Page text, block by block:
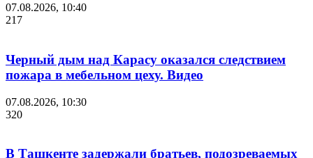
07.08.2026, 10:40
217
Черный дым над Карасу оказался следствием
пожара в мебельном цеху. Видео
07.08.2026, 10:30
320
В Ташкенте задержали братьев, подозреваемых